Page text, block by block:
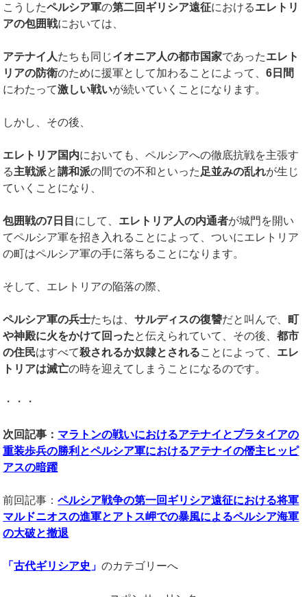
こうしたペルシア軍の第二回ギリシア遠征におけるエレトリ
アの包囲戦においては、
アテナイ人たちも同じイオニア人の都市国家であったエレト
リアの防衛のために援軍として加わることによって、6 日間
にわたって激しい戦いが続いていくことになります。
しかし、その後、
エレトリア国内においても、ペルシアへの徹底抗戦を主張す
る主戦派と講和派の間での不和といった 足並みの乱れが生じ
ていくことになり、
包囲戦の7 日目 にして、 エレトリア人の内通者が城門を開い
てペルシア軍を招き入れることによって、ついにエレトリア
の町はペルシア軍の手に落ちることになります。
そして、エレトリアの陥落の際、
ペルシア軍の兵士たちは、サルディスの復讐だと叫んで、 町
や神殿に火をかけて回ったと伝えられていて、その後、都市
の住民はすべて殺されるか奴隷とされることによって、 エレ
トリアは滅亡の時を迎えてしまうことになるのです。
・・・
次回記事： マラトンの戦いにおけるアテナイとプラタイアの
重装歩兵の勝利とペルシア軍におけるアテナイの僭主ヒッピ
アスの暗躍
前回記事：ペルシア戦争の第一回ギリシア遠征における将軍
マルドニオスの進軍とアトス岬での暴風によるペルシア海軍
の大破と撤退
「古代ギリシア史 」のカテゴリーへ